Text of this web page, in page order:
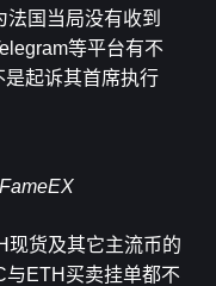
国当局没有收到
等平台有不
起诉其首席执行
现货及其它主流币的
与ETH买卖挂单都不